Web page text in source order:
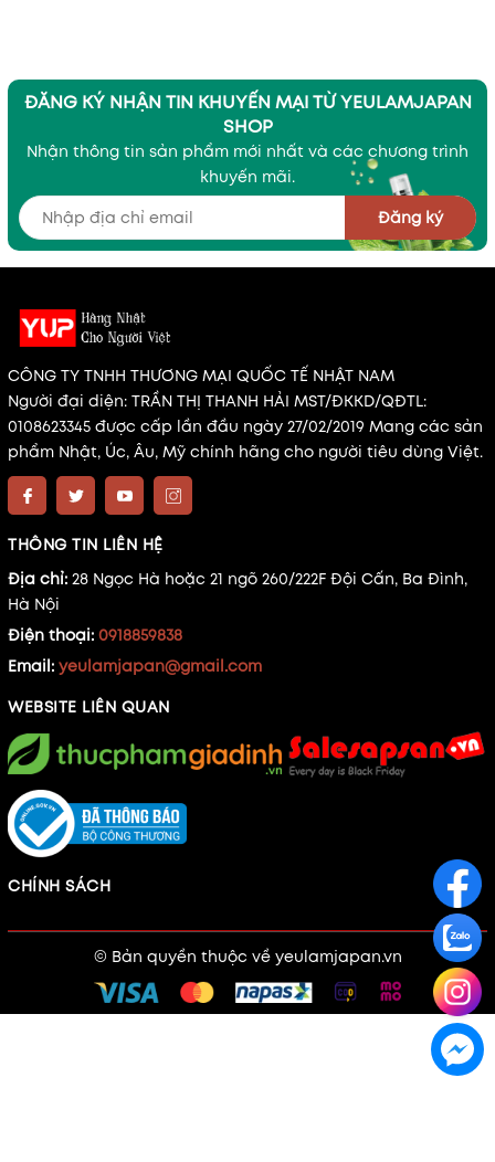
ĐĂNG KÝ NHẬN TIN KHUYẾN MẠI TỪ YEULAMJAPAN
SHOP
Nhận thông tin sản phẩm mới nhất và các chương trình
khuyến mãi.
Đăng ký
CÔNG TY TNHH THƯƠNG MẠI QUỐC TẾ NHẬT NAM
Người đại diện: TRẦN THỊ THANH HẢI MST/ĐKKD/QĐTL:
0108623345 được cấp lần đầu ngày 27/02/2019 Mang các sản
phẩm Nhật, Úc, Âu, Mỹ chính hãng cho người tiêu dùng Việt.
THÔNG TIN LIÊN HỆ
Địa chỉ: 28 Ngọc Hà hoặc 21 ngõ 260/222F Đội Cấn, Ba Đình,
Hà Nội
Điện thoại: 0918859838
Email: yeulamjapan@gmail.com
WEBSITE LIÊN QUAN
CHÍNH SÁCH
© Bản quyền thuộc về yeulamjapan.vn